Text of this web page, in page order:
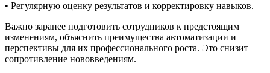
• Регулярную оценку результатов и корректировку навыков.
Важно заранее подготовить сотрудников к предстоящим
изменениям, объяснить преимущества автоматизации и
перспективы для их профессионального роста. Это снизит
сопротивление нововведениям.